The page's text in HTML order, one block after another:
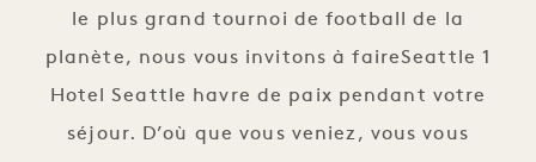
le plus grand tournoi de football de la
planète, nous vous invitons à faireSeattle 1
Hotel Seattle havre de paix pendant votre
séjour. D’où que vous veniez, vous vous